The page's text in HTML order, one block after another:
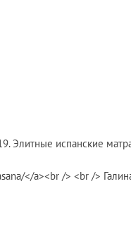
Элитные испанские
</a><br /> <br />